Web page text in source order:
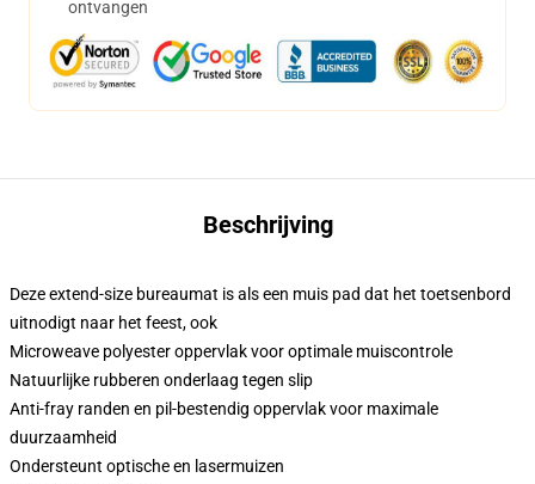
ontvangen
Beschrijving
Deze extend-size bureaumat is als een muis pad dat het toetsenbord
uitnodigt naar het feest, ook
Microweave polyester oppervlak voor optimale muiscontrole
Natuurlijke rubberen onderlaag tegen slip
Anti-fray randen en pil-bestendig oppervlak voor maximale
duurzaamheid
Ondersteunt optische en lasermuizen